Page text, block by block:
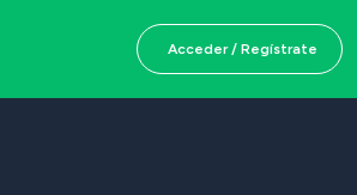
Acceder / Regístrate